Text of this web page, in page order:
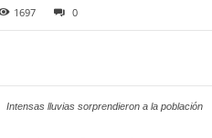
1697 0
Intensas lluvias sorprendieron a la población